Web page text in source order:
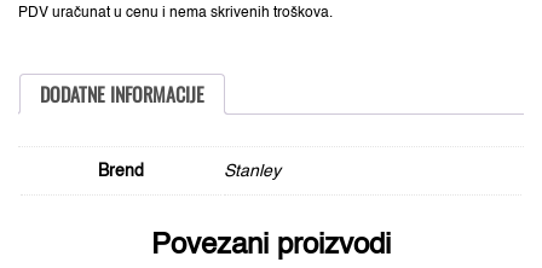
PDV uračunat u cenu i nema skrivenih troškova.
nož
DODATNE INFORMACIJE
Brend Stanley
Povezani proizvodi